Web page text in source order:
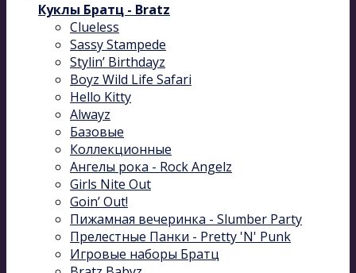
Куклы Братц - Bratz
Clueless
Sassy Stampede
Stylin’ Birthdayz
Boyz Wild Life Safari
Hello Kitty
Alwayz
Базовые
Коллекционные
Ангелы рока - Rock Angelz
Girls Nite Out
Goin’ Out!
Пижамная вечеринка - Slumber Party
Прелестные Панки - Pretty 'N' Punk
Игровые наборы Братц